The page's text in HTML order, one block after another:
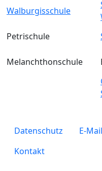
Walburgisschule
Petrischule
Melanchthonschule
legals
Datenschutz E-
Kontakt